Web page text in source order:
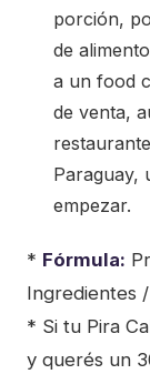
porción,
de
a un food
de venta,
Paraguay,
empezar.
* Fórmula:
Ingredientes
* Si tu Pira
y querés un